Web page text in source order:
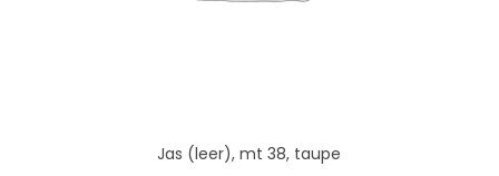
Jas (leer), mt 38, taupe